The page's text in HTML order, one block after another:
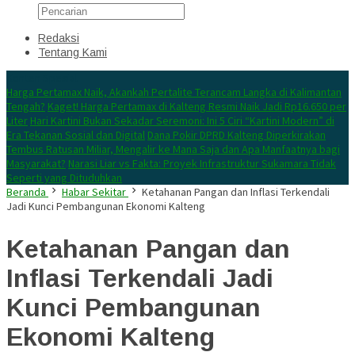
Redaksi
Tentang Kami
Harga Pertamax Naik, Akankah Pertalite Terancam Langka di Kalimantan
Tengah? Kaget! Harga Pertamax di Kalteng Resmi Naik Jadi Rp16.650 per
Liter Hari Kartini Bukan Sekadar Seremoni: Ini 5 Ciri “Kartini Modern” di
Era Tekanan Sosial dan Digital Dana Pokir DPRD Kalteng Diperkirakan
Tembus Ratusan Miliar, Mengalir ke Mana Saja dan Apa Manfaatnya bagi
Masyarakat? Narasi Liar vs Fakta: Proyek Infrastruktur Sukamara Tidak
Seperti yang Dituduhkan
Beranda
Habar Sekitar
Ketahanan Pangan dan Inflasi Terkendali
Jadi Kunci Pembangunan Ekonomi Kalteng
Ketahanan Pangan dan
Inflasi Terkendali Jadi
Kunci Pembangunan
Ekonomi Kalteng